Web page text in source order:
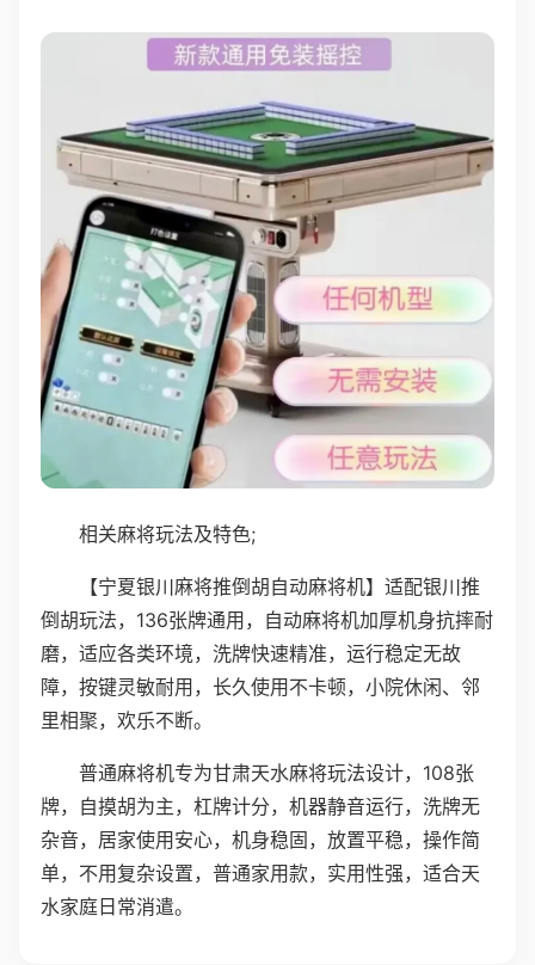
相关麻将玩法及特色;
【宁夏银川麻将推倒胡自动麻将机】适配银川推
倒胡玩法，136张牌通用，自动麻将机加厚机身抗摔耐
磨，适应各类环境，洗牌快速精准，运行稳定无故
障，按键灵敏耐用，长久使用不卡顿，小院休闲、邻
里相聚，欢乐不断。
普通麻将机专为甘肃天水麻将玩法设计，108张
牌，自摸胡为主，杠牌计分，机器静音运行，洗牌无
杂音，居家使用安心，机身稳固，放置平稳，操作简
单，不用复杂设置，普通家用款，实用性强，适合天
水家庭日常消遣。